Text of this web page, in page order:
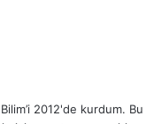
2012'de kurdum. Bu